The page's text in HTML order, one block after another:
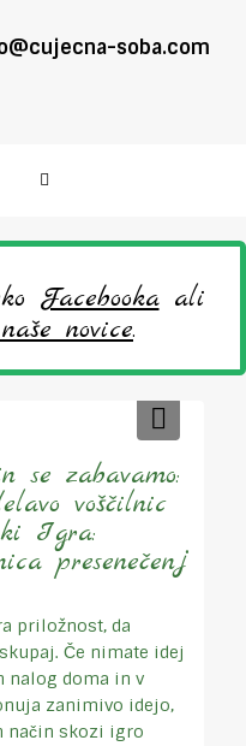
soba.com
Facebookaali
novice.
se zabavamo:
voščilnic
Igra:
presenečenj
priložnost, da
Če nimate idej
nalog doma in v
zanimivo idejo,
način skozi igro